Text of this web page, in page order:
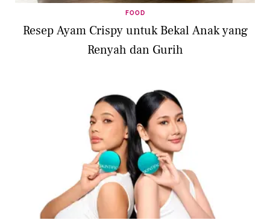
FOOD
Resep Ayam Crispy untuk Bekal Anak yang
Renyah dan Gurih